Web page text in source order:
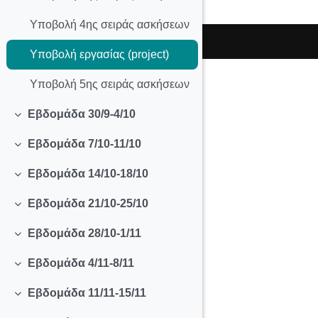
Υποβολή 4ης σειράς ασκήσεων
Υποβολή εργασίας (project)
Υποβολή 5ης σειράς ασκήσεων
Σύμπτυξη
Εβδομάδα 30/9-4/10
Σύμπτυξη
Εβδομάδα 7/10-11/10
Σύμπτυξη
Εβδομάδα 14/10-18/10
Σύμπτυξη
Εβδομάδα 21/10-25/10
Σύμπτυξη
Εβδομάδα 28/10-1/11
Σύμπτυξη
Εβδομάδα 4/11-8/11
Σύμπτυξη
Εβδομάδα 11/11-15/11